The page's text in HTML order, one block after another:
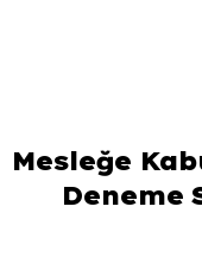
Mesleğe
Deneme